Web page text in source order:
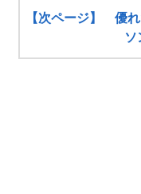
【次ページ】 優
ソ